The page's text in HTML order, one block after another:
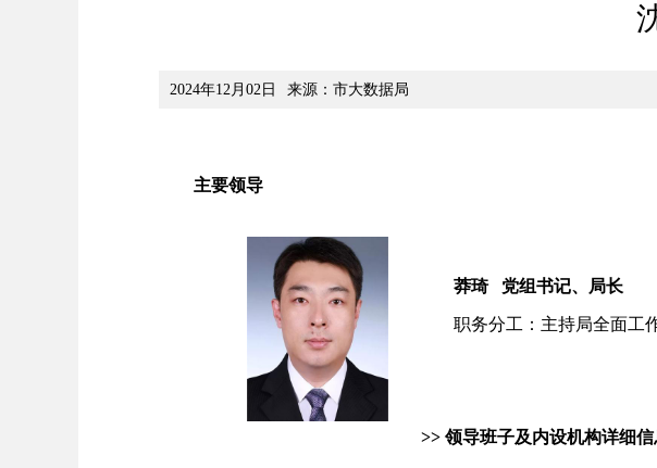
2024年12月02日 来源：市大数据局
主要领导
莽琦 党组书记、局长
职务分工：主持局全面工
>> 领导班子及内设机构详细信